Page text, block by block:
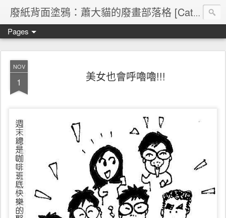
廢紙背面塗鴉：蕭大貓的廢畫部落格 [Cat's blog]
Pages
NOV
1 美女也會呼嚕嚕!!!